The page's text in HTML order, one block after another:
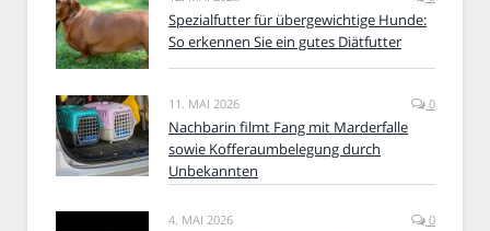
Spezialfutter für übergewichtige Hunde:
So erkennen Sie ein gutes Diätfutter
11. MAI 2026 0
Nachbarin filmt Fang mit Marderfalle
sowie Kofferaumbelegung durch
Unbekannten
4. MAI 2026 0